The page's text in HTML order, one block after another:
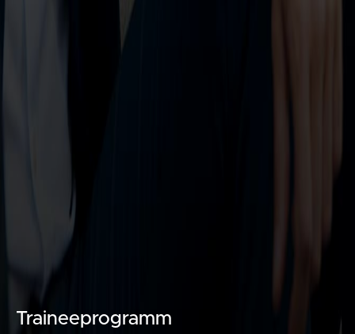
Traineeprogramm